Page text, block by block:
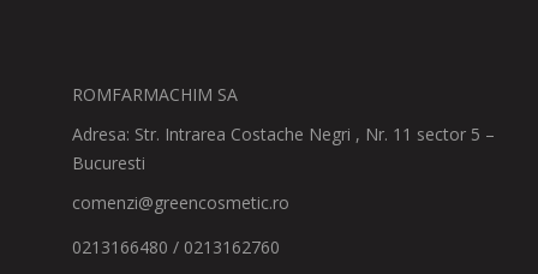
ROMFARMACHIM SA
Adresa: Str. Intrarea Costache Negri , Nr. 11 sector 5 –
Bucuresti
comenzi@greencosmetic.ro
0213166480 / 0213162760